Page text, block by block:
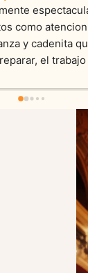
Excelente
en todo